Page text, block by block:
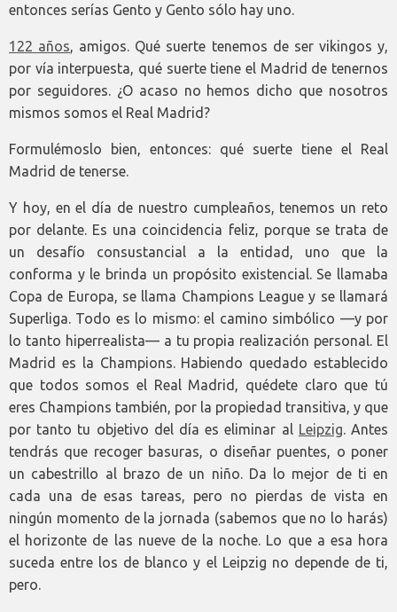
entonces serías Gento y Gento sólo hay uno.
122 años, amigos. Qué suerte tenemos de ser vikingos y,
por vía interpuesta, qué suerte tiene el Madrid de tenernos
por seguidores. ¿O acaso no hemos dicho que nosotros
mismos somos el Real Madrid?
Formulémoslo bien, entonces: qué suerte tiene el Real
Madrid de tenerse.
Y hoy, en el día de nuestro cumpleaños, tenemos un reto
por delante. Es una coincidencia feliz, porque se trata de
un desafío consustancial a la entidad, uno que la
conforma y le brinda un propósito existencial. Se llamaba
Copa de Europa, se llama Champions League y se llamará
Superliga. Todo es lo mismo: el camino simbólico —y por
lo tanto hiperrealista— a tu propia realización personal. El
Madrid es la Champions. Habiendo quedado establecido
que todos somos el Real Madrid, quédete claro que tú
eres Champions también, por la propiedad transitiva, y que
por tanto tu objetivo del día es eliminar al Leipzig. Antes
tendrás que recoger basuras, o diseñar puentes, o poner
un cabestrillo al brazo de un niño. Da lo mejor de ti en
cada una de esas tareas, pero no pierdas de vista en
ningún momento de la jornada (sabemos que no lo harás)
el horizonte de las nueve de la noche. Lo que a esa hora
suceda entre los de blanco y el Leipzig no depende de ti,
pero.